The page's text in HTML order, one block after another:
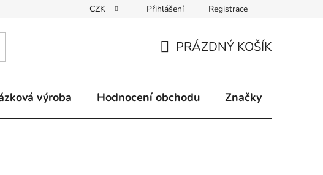
Způsoby doručení Kontakty
CZK Přihlášení Registrace
KOŠÍK
PRÁZDNÝ KOŠÍK
výroba Hodnocení obchodu Značky